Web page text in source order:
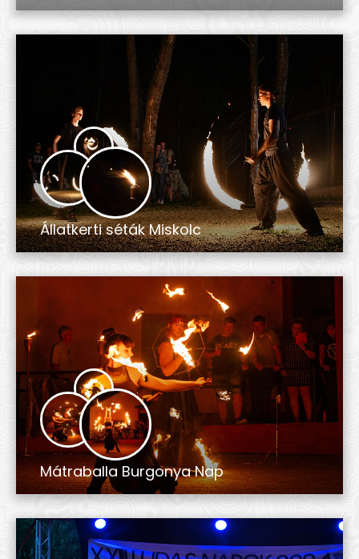
Állatkerti séták Miskolc
Mátraballa Burgonya Nap